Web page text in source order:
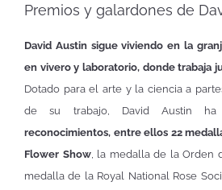
Premios y galardones de
David Austin sigue viviendo en la
en vivero y laboratorio, donde trabaja
Dotado para el arte y la ciencia a
de su trabajo, David Austin
reconocimientos, entre ellos 22
Flower Show, la medalla de la Orden
medalla de la Royal National Rose